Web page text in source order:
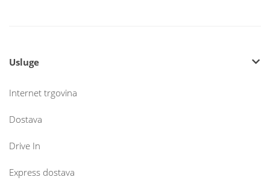
Usluge
Internet trgovina
Dostava
Drive In
Express dostava